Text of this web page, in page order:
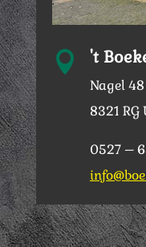
 't
Nagel 48
8321 RG
0527 –